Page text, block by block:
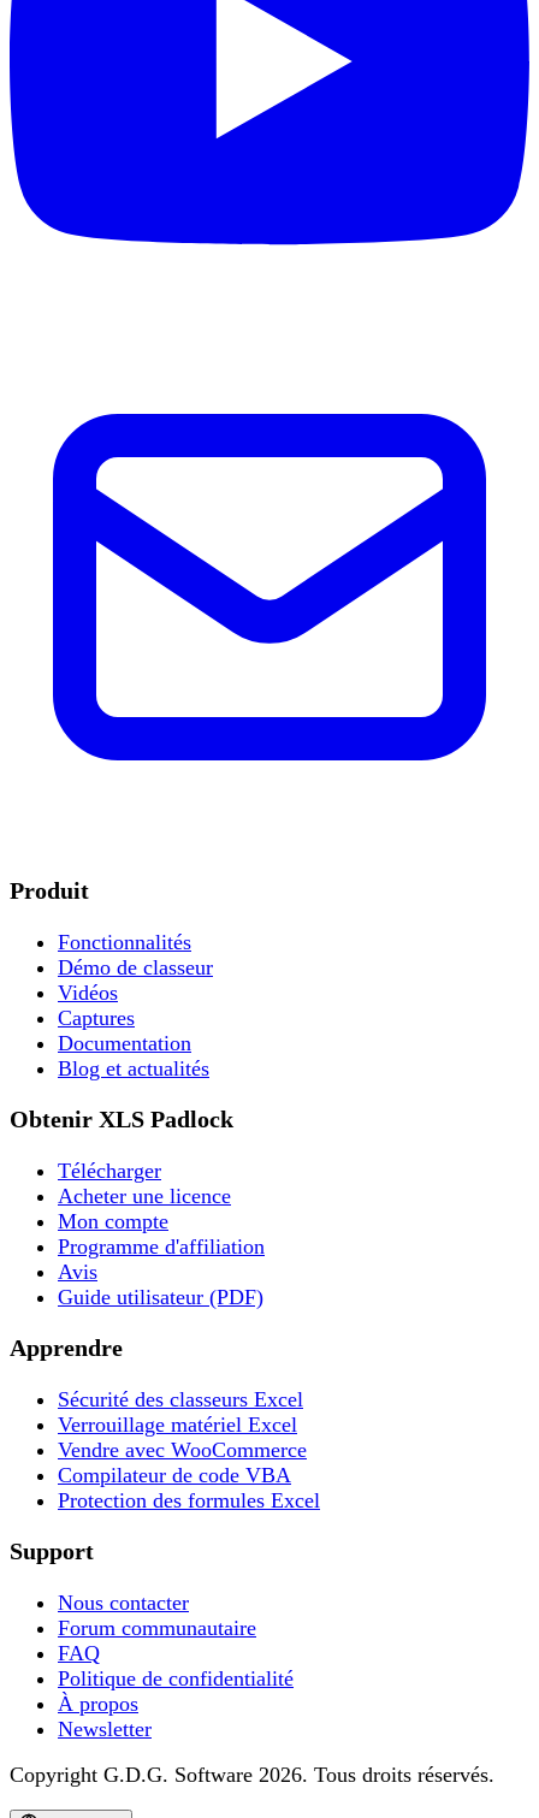
Produit
Fonctionnalités
Démo de classeur
Vidéos
Captures
Documentation
Blog et actualités
Obtenir XLS Padlock
Télécharger
Acheter une licence
Mon compte
Programme d'affiliation
Avis
Guide utilisateur (PDF)
Apprendre
Sécurité des classeurs Excel
Verrouillage matériel Excel
Vendre avec WooCommerce
Compilateur de code VBA
Protection des formules Excel
Support
Nous contacter
Forum communautaire
FAQ
Politique de confidentialité
À propos
Newsletter
Copyright G.D.G. Software 2026. Tous droits réservés.